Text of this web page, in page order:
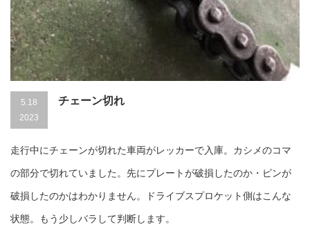
5.18
2023
チェーン切れ
走行中にチェーンが切れた車両がレッカーで入庫。カシメのコマ
の部分で切れていました。先にプレートが破損したのか・ピンが
破損したのかはわかりません。ドライブスプロケット側はこんな
状態。もう少しバラして判断します。